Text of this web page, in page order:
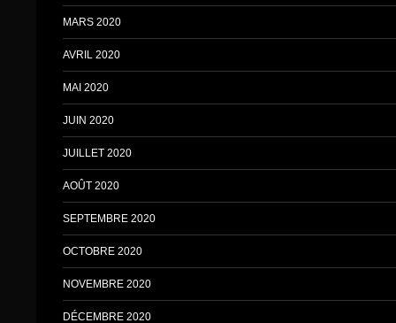
MARS 2020
AVRIL 2020
MAI 2020
JUIN 2020
JUILLET 2020
AOÛT 2020
SEPTEMBRE 2020
OCTOBRE 2020
NOVEMBRE 2020
DÉCEMBRE 2020